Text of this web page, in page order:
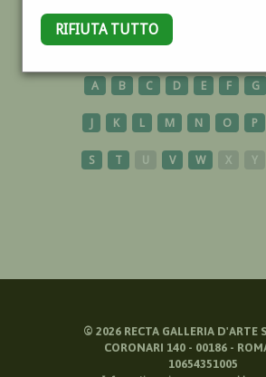
RIFIUTA TUTTO
COLONNA
A B C D E F G
J K L M N O P
S T U V W X Y
© 2026RECTA GALLERIA D'ARTE
CORONARI 140 - 00186 -
10654351005